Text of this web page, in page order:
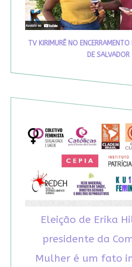
TV KIRIMURÊ NO
DE SALVADOR
Eleição de Erika
presidente da
Mulher é um fato